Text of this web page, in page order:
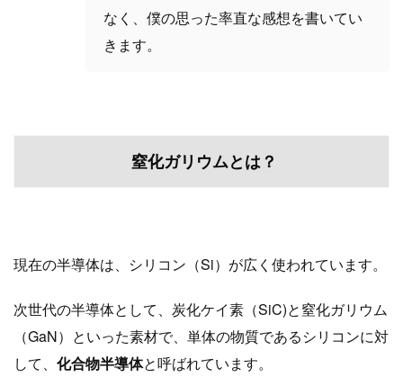
なく、僕の思った率直な感想を書いてい
きます。
窒化ガリウムとは？
現在の半導体は、シリコン（Si）が広く使われています。
次世代の半導体として、炭化ケイ素（SiC)と窒化ガリウム
（GaN）といった素材で、単体の物質であるシリコンに対
して、 化合物半導体と呼ばれています。